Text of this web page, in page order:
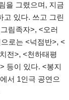
을 그렸으며, 지금
고 있다. 쓰고 그린
림족자>, <오러
로는 <넉점반>, <
전>, <천하태평
등이 있다. <봉지
서 1인극 공연으